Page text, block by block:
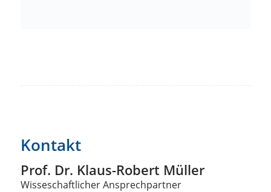
Kontakt
Prof. Dr. Klaus-Robert Müller
Wisseschaftlicher Ansprechpartner